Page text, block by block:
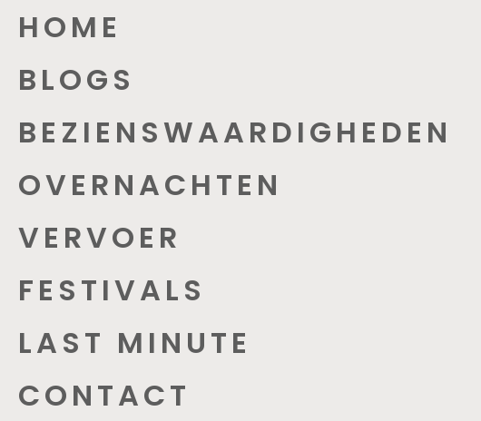
HOME
BLOGS
BEZIENSWAARDIGHEDEN
OVERNACHTEN
VERVOER
FESTIVALS
LAST MINUTE
CONTACT